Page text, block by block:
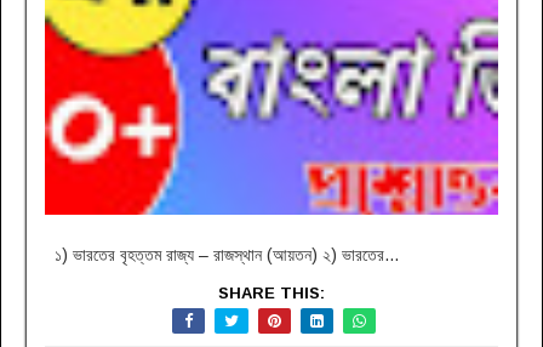
১) ভারতের বৃহত্তম রাজ্য – রাজস্থান (আয়তন) ২) ভারতের...
SHARE THIS: